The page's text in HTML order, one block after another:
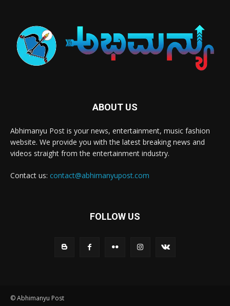
ABOUT US
Abhimanyu Post is your news, entertainment, music fashion
website. We provide you with the latest breaking news and
videos straight from the entertainment industry.
Contact us: contact@abhimanyupost.com
FOLLOW US
© Abhimanyu Post